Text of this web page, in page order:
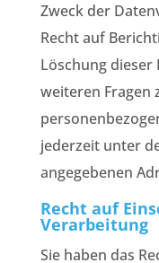
Zweck der
Recht auf
Löschung dieser
weiteren Fragen
jederzeit unter
angegebenen
Recht auf
Verarbeitung
Sie haben das